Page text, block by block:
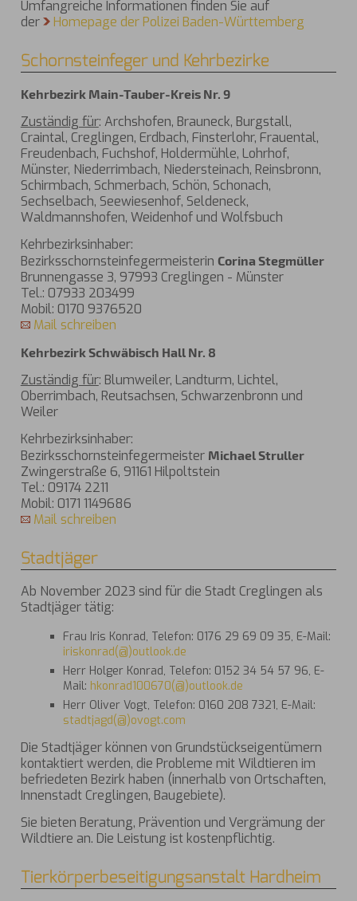
Umfangreiche Informationen finden Sie auf
der
Homepage der Polizei Baden-Württemberg
Schornsteinfeger und Kehrbezirke
Kehrbezirk Main-Tauber-Kreis Nr. 9
Zuständig für: Archshofen, Brauneck, Burgstall,
Craintal, Creglingen, Erdbach, Finsterlohr, Frauental,
Freudenbach, Fuchshof, Holdermühle, Lohrhof,
Münster, Niederrimbach, Niedersteinach, Reinsbronn,
Schirmbach, Schmerbach, Schön, Schonach,
Sechselbach, Seewiesenhof, Seldeneck,
Waldmannshofen, Weidenhof und Wolfsbuch
Kehrbezirksinhaber:
Bezirksschornsteinfegermeisterin Corina Stegmüller
Brunnengasse 3, 97993 Creglingen - Münster
Tel.: 07933 203499
Mobil: 0170 9376520
Mail schreiben
Kehrbezirk Schwäbisch Hall Nr. 8
Zuständig für: Blumweiler, Landturm, Lichtel,
Oberrimbach, Reutsachsen, Schwarzenbronn und
Weiler
Kehrbezirksinhaber:
Bezirksschornsteinfegermeister Michael Struller
Zwingerstraße 6, 91161 Hilpoltstein
Tel.: 09174 2211
Mobil: 0171 1149686
Mail schreiben
Stadtjäger
Ab November 2023 sind für die Stadt Creglingen als
Stadtjäger tätig:
Frau Iris Konrad, Telefon: 0176 29 69 09 35, E-Mail:
iriskonrad(@)outlook.de
Herr Holger Konrad, Telefon: 0152 34 54 57 96, E-
Mail: hkonrad100670(@)outlook.de
Herr Oliver Vogt, Telefon: 0160 208 7321, E-Mail:
stadtjagd(@)ovogt.com
Die Stadtjäger können von Grundstückseigentümern
kontaktiert werden, die Probleme mit Wildtieren im
befriedeten Bezirk haben (innerhalb von Ortschaften,
Innenstadt Creglingen, Baugebiete).
Sie bieten Beratung, Prävention und Vergrämung der
Wildtiere an. Die Leistung ist kostenpflichtig.
Tierkörperbeseitigungsanstalt Hardheim